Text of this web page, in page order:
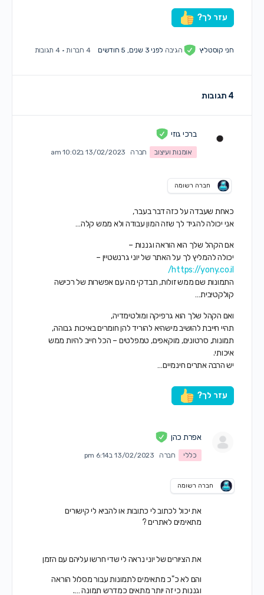
עזר לך?
חני קוסטליץ הגיבהלפני 3 שנים, 5 חודשים 4 חברות · 4 תגובות
4 תגובות
ברכי גוזי
אומנות ועיצוב חברה 13/02/2023 ב10:02 am
חברה רשומה
כאחת שעבדה על כזה דבר בעבר,
אני יכולה להגיד לך שזה המון עבודה ולא ממש קלה…
אם הקהל שלך הוא הוראה וגננות –
יכולה להמליץ לך על האתר של יוני גרנשטיין –
https://yony.co.il/
התמונות שם ממש זולות, תבדקי מה עם אפשרות של רכישה
קולקטיבית…
ואם הקהל שלך הוא גרפיקה ומולטימדיה,
תהיי חייבת להושיב מישהיא להוריד להן חומרים באיכות גבוהה,
תמונות, סרטונים, מוקאפים, טמפלטים – הכל חייב להיות ממש
איכותי.
יש הרבה אתרים חינמיים…
עזר לך?
אפרת כהן
כללי חברה 13/02/2023 ב6:14 pm
חברה רשומה
את יכול לכתוב לי כתובות או להביא לי קישורים
מתאימים לאתרים ?
את הציורים של יוני נראה לי שדי חרשו עליהם עם הזמן
והם לא כ"כ מתאימים לתמונות עבור מסלול הוראה
וגננות כי זה יותר מתאים כמדרש תמונה ….